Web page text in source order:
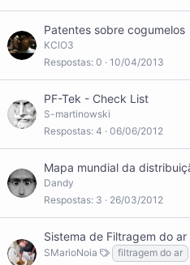
Patentes sobre cogumelos
KClO3
Respostas 0 10/04/2013
PF-Tek - Check List
S-martinowski
Respostas 4 06/06/2012
Mapa mundial da
Dandy
Respostas 3 26/03/2012
Sistema de Filtragem do
SMarioNoia
filtragem do ar